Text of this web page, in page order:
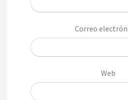
Correo
Web